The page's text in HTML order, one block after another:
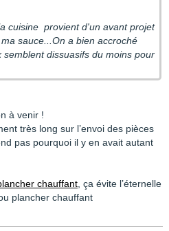
cuisine provient d'un avant projet
sauce...On a bien accroché
semblent dissuasifs du moins pour
à venir !
très long sur l’envoi des pièces
pas pourquoi il y en avait autant
chauffant, ça évite l’éternelle
plancher chauffant